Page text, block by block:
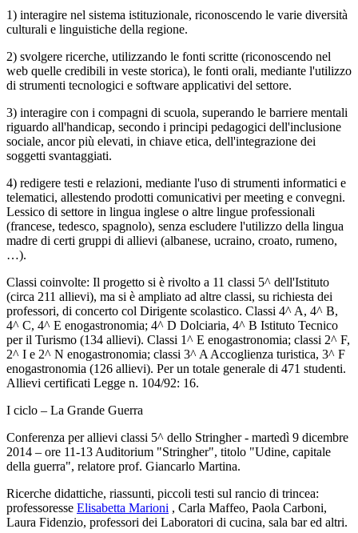
1) interagire nel sistema istituzionale, riconoscendo le varie diversità
culturali e linguistiche della regione.
2) svolgere ricerche, utilizzando le fonti scritte (riconoscendo nel
web quelle credibili in veste storica), le fonti orali, mediante l'utilizzo
di strumenti tecnologici e software applicativi del settore.
3) interagire con i compagni di scuola, superando le barriere mentali
riguardo all'handicap, secondo i principi pedagogici dell'inclusione
sociale, ancor più elevati, in chiave etica, dell'integrazione dei
soggetti svantaggiati.
4) redigere testi e relazioni, mediante l'uso di strumenti informatici e
telematici, allestendo prodotti comunicativi per meeting e convegni.
Lessico di settore in lingua inglese o altre lingue professionali
(francese, tedesco, spagnolo), senza escludere l'utilizzo della lingua
madre di certi gruppi di allievi (albanese, ucraino, croato, rumeno,
…).
Classi coinvolte: Il progetto si è rivolto a 11 classi 5^ dell'Istituto
(circa 211 allievi), ma si è ampliato ad altre classi, su richiesta dei
professori, di concerto col Dirigente scolastico. Classi 4^ A, 4^ B,
4^ C, 4^ E enogastronomia; 4^ D Dolciaria, 4^ B Istituto Tecnico
per il Turismo (134 allievi). Classi 1^ E enogastronomia; classi 2^ F,
2^ I e 2^ N enogastronomia; classi 3^ A Accoglienza turistica, 3^ F
enogastronomia (126 allievi). Per un totale generale di 471 studenti.
Allievi certificati Legge n. 104/92: 16.
I ciclo – La Grande Guerra
Conferenza per allievi classi 5^ dello Stringher - martedì 9 dicembre
2014 – ore 11-13 Auditorium "Stringher", titolo "Udine, capitale
della guerra", relatore prof. Giancarlo Martina.
Ricerche didattiche, riassunti, piccoli testi sul rancio di trincea:
professoresse Elisabetta Marioni , Carla Maffeo, Paola Carboni,
Laura Fidenzio, professori dei Laboratori di cucina, sala bar ed altri.